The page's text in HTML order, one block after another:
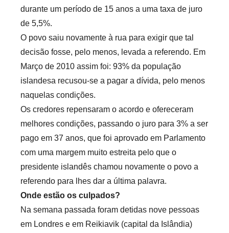
durante um período de 15 anos a uma taxa de juro
de 5,5%.
O povo saiu novamente à rua para exigir que tal
decisão fosse, pelo menos, levada a referendo. Em
Março de 2010 assim foi: 93% da população
islandesa recusou-se a pagar a dívida, pelo menos
naquelas condições.
Os credores repensaram o acordo e ofereceram
melhores condições, passando o juro para 3% a ser
pago em 37 anos, que foi aprovado em Parlamento
com uma margem muito estreita pelo que o
presidente islandês chamou novamente o povo a
referendo para lhes dar a última palavra.
Onde estão os culpados?
Na semana passada foram detidas nove pessoas
em Londres e em Reikiavik (capital da Islândia)